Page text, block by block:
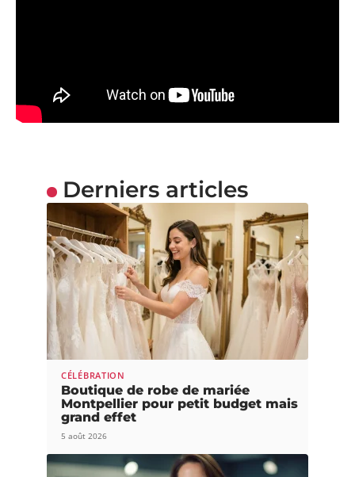
Derniers articles
CÉLÉBRATION
Boutique de robe de mariée
Montpellier pour petit budget mais
grand effet
5 août 2026